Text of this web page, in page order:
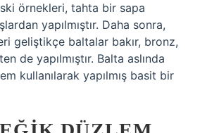
örnekleri, tahta bir sapa
yapılmıştır. Daha sonra,
geliştikçe baltalar bakır, bronz,
de yapılmıştır. Balta aslında
kullanılarak yapılmış basit bir